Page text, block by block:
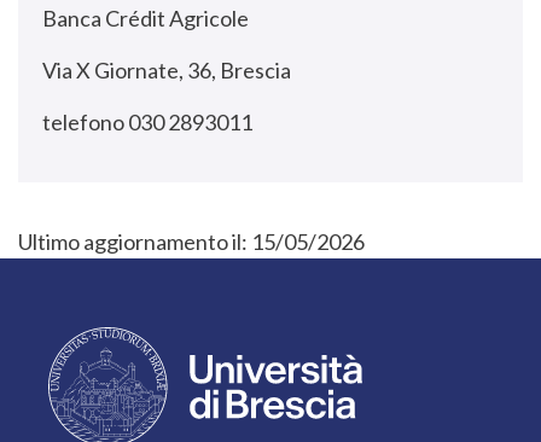
Banca Crédit Agricole
Via X Giornate, 36, Brescia
telefono 030 2893011
Ultimo aggiornamento il: 15/05/2026